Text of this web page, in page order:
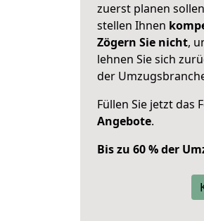
zuerst planen
stellen Ihnen
Zögern Sie nicht,
lehnen Sie sich
der
Füllen Sie jetzt das
Angebote.
Bis zu 60 % der